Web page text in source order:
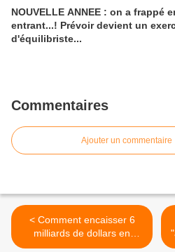
NOUVELLE ANNEE : on a frappé
entrant...! Prévoir devient un
d'équilibriste...
Commentaires
Ajouter un commentaire
< Comment encaisser 6
milliards de dollars en
quatre jours. Honnêtement.